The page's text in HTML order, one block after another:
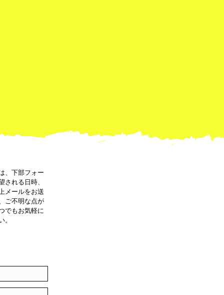
、下部フォー
れる日時、
メールをお送
ご不明な点が
でもお気軽に